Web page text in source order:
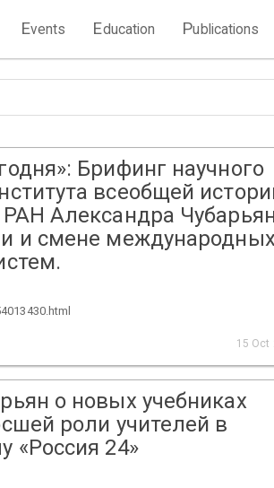
Events Education Publications
Брифинг научного
всеобщей
Александра
и смене международных
15 Oct
о новых учебниках
роли учителей в
«Россия 24»